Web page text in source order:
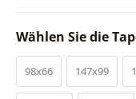
Wählen Sie die
98x66 147x99